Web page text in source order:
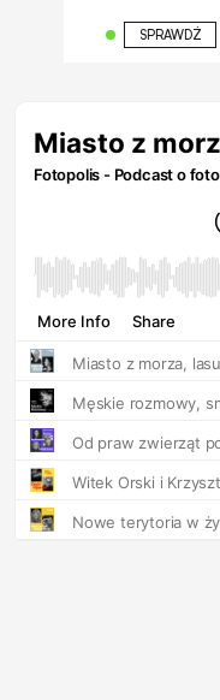
SPRAWDŹ